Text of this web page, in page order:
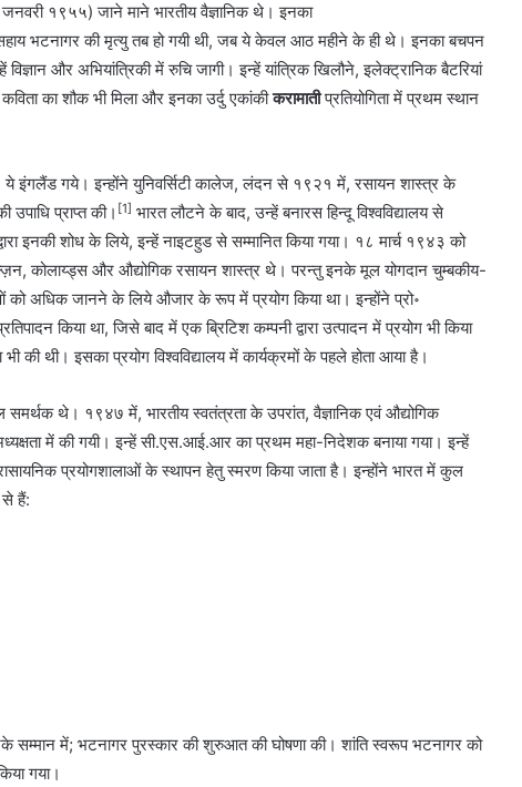
१९५५) जाने माने भारतीय वैज्ञानिक थे। इनका
भटनागर की मृत्यु तब हो गयी थी, जब ये केवल आठ महीने के ही थे। इनका बचपन
और अभियांत्रिकी में रुचि जागी। इन्हें यांत्रिक खिलौने, इलेक्ट्रानिक बैटरियां
का शौक भी मिला और इनका उर्दु एकांकीकरामातीप्रतियोगिता में प्रथम स्थान
ये इंगलैंड गये। इन्होंने युनिवर्सिटी कालेज, लंदन से १९२१ में, रसायन शास्त्र के
प्राप्त की। [1] भारत लौटने के बाद, उन्हें बनारस हिन्दू विश्वविद्यालय से
इनकी शोध के लिये, इन्हें नाइटहुड से सम्मानित किया गया। १८ मार्च १९४३ को
कोलाय्ड्स और औद्योगिक रसायन शास्त्र थे। परन्तु इनके मूल योगदान चुम्बकीय-
को अधिक जानने के लिये औजार के रूप में प्रयोग किया था। इन्होंने प्रो॰
किया था, जिसे बाद में एक ब्रिटिश कम्पनी द्वारा उत्पादन में प्रयोग भी किया
की थी। इसका प्रयोग विश्वविद्यालय में कार्यक्रमों के पहले होता आया है।
थे। १९४७ में, भारतीय स्वतंत्रता के उपरांत, वैज्ञानिक एवं औद्योगिक
में की गयी। इन्हें सी.एस.आई.आर का प्रथम महा-निदेशक बनाया गया। इन्हें
प्रयोगशालाओं के स्थापन हेतु स्मरण किया जाता है। इन्होंने भारत में कुल
से हैं:
में; भटनागर पुरस्कार की शुरुआत की घोषणा की। शांति स्वरूप भटनागर को
गया।
स्वामी
सम्मलेन